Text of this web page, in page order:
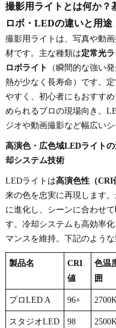
撮影用ライトとは何か？
ロボ・LEDの違いと用途
撮影用ライトは、写真や動
材です。主な種類は定常光ラ
ロボライト
（瞬間的な強い
熱が少なく長寿命）です。
やすく、初心者にもおすす
められるプロの現場向き。
ジオや動画撮影など幅広い
高演色・広色域LEDライト
却システム技術
LEDライトは高演色性（CRI
来の色を忠実に再現します
に進化し、シーンに合わせて
す。冷却システムも高効率
マンスを維持。下記のよう
製品名
CRI
値
色温
囲
プロLED A 96+
スタジオLED
98